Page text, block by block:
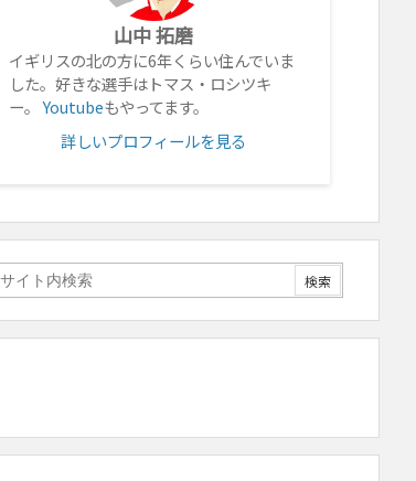
山中 拓磨
イギリスの北の方に6年くらい住んでいま
した。好きな選手はトマス・ロシツキ
ー。Youtubeもやってます。
詳しいプロフィールを見る